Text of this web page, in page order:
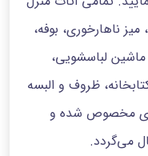
ناهارخوری، بوفه،
ماشین لباسشویی،
ظروف و البسه
مخصوص شده و
می‌گردد.